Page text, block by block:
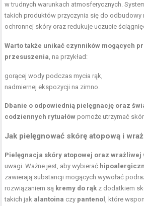
w trudnych warunkach atmosferycznych.
takich produktów przyczynia się do odbudowy
ochronnej skóry oraz redukuje uczucie
Warto także unikać czynników mogących
przesuszenia, na przykład:
gorącej wody podczas mycia rąk,
nadmiernej ekspozycji na zimno.
Dbanie o odpowiednią pielęgnację oraz
codziennych rytuałów pomoże utrzymać
Jak pielęgnować skórę atopową i
Pielęgnacja skóry atopowej oraz wrażliwej
uwagi. Ważne jest, aby wybierać
zawierają substancji mogących wywołać
rozwiązaniem są kremy do rąk z dodatkiem
takich jak alantoina czy pantenol , które